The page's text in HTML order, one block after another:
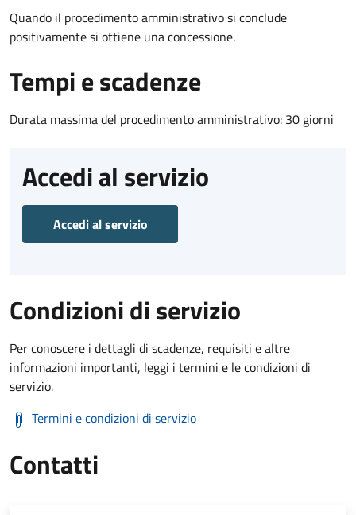
Quando il procedimento amministrativo si conclude
positivamente si ottiene una concessione.
Tempi e scadenze
Durata massima del procedimento amministrativo: 30 giorni
Accedi al servizio
Accedi al servizio
Condizioni di servizio
Per conoscere i dettagli di scadenze, requisiti e altre
informazioni importanti, leggi i termini e le condizioni di
servizio.
Termini e condizioni di servizio
Contatti